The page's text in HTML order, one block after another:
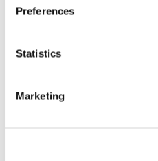
Preferences
Statistics
Marketing
Цюрiх
Щецин